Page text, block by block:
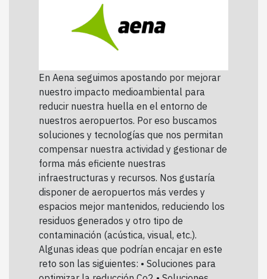
En Aena seguimos apostando por mejorar
nuestro impacto medioambiental para
reducir nuestra huella en el entorno de
nuestros aeropuertos. Por eso buscamos
soluciones y tecnologías que nos permitan
compensar nuestra actividad y gestionar de
forma más eficiente nuestras
infraestructuras y recursos. Nos gustaría
disponer de aeropuertos más verdes y
espacios mejor mantenidos, reduciendo los
residuos generados y otro tipo de
contaminación (acústica, visual, etc.).
Algunas ideas que podrían encajar en este
reto son las siguientes: • Soluciones para